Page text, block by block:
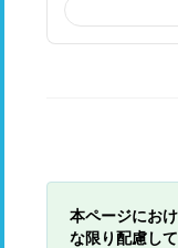
本ページにお
な限り配慮し